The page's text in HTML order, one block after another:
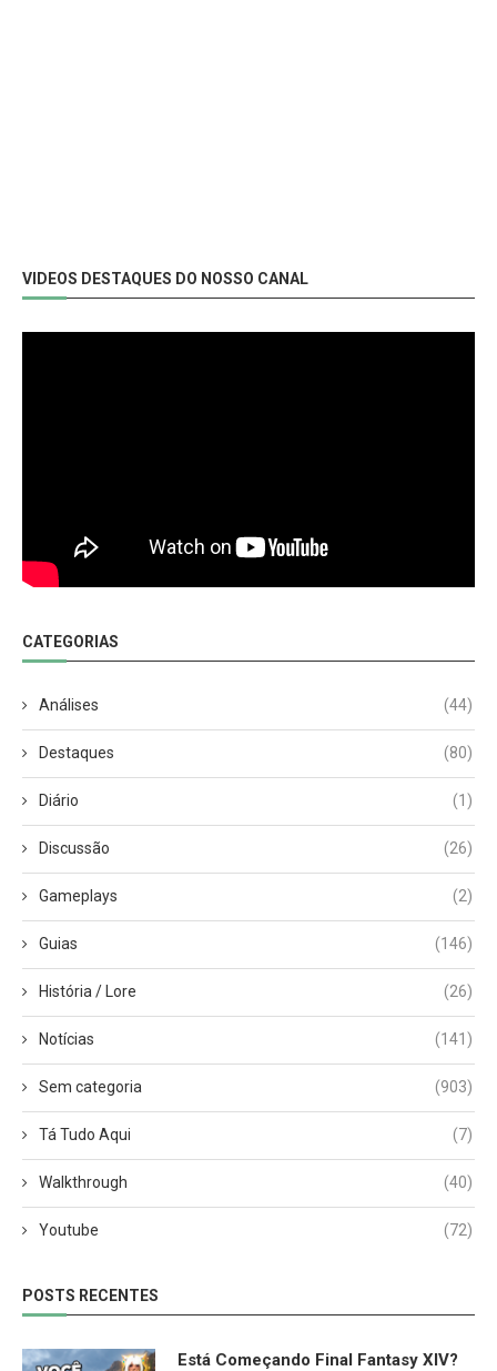
VIDEOS DESTAQUES DO NOSSO CANAL
CATEGORIAS
Análises (44)
Destaques (80)
Diário (1)
Discussão (26)
Gameplays (2)
Guias (146)
História / Lore (26)
Notícias (141)
Sem categoria (903)
Tá Tudo Aqui (7)
Walkthrough (40)
Youtube (72)
POSTS RECENTES
Está Começando Final Fantasy XIV?